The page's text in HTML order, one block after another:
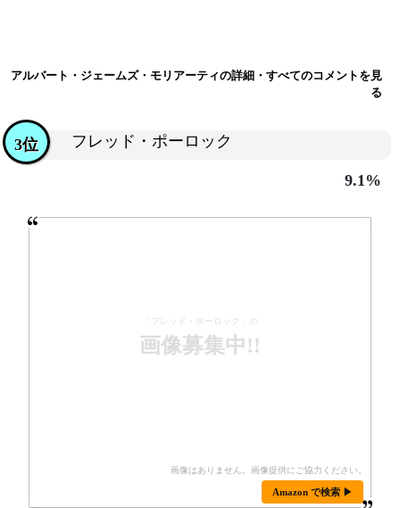
アルバート・ジェームズ・モリアーティの詳細・すべてのコメントを見
る
フレッド・ポーロック
3位
9.1%
「フレッド・ポーロック」の
画像募集中!!
Amazon で検索 ▶